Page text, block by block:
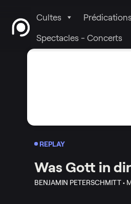
Cultes
Spectacles - Concerts
REPLAY
Was Gott in
BENJAMIN PETERSCHMITT •